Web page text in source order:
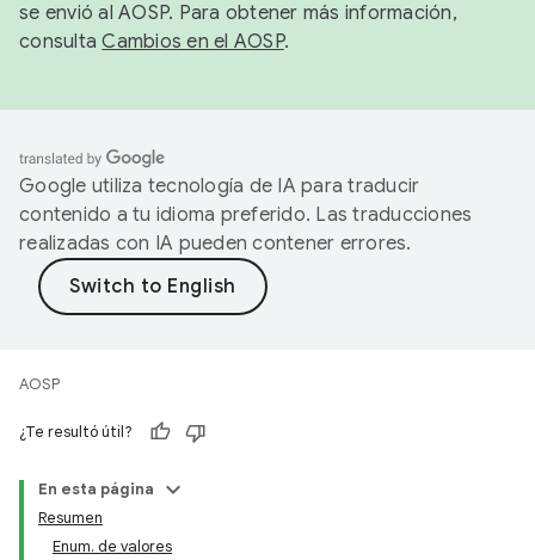
se envió al AOSP. Para obtener más información,
consultaCambios en el AOSP.
Google utiliza tecnología de IA para traducir
contenido a tu idioma preferido. Las traducciones
realizadas con IA pueden contener errores.
AOSP
¿Te resultó útil?
En esta página
Resumen
Enum. de valores